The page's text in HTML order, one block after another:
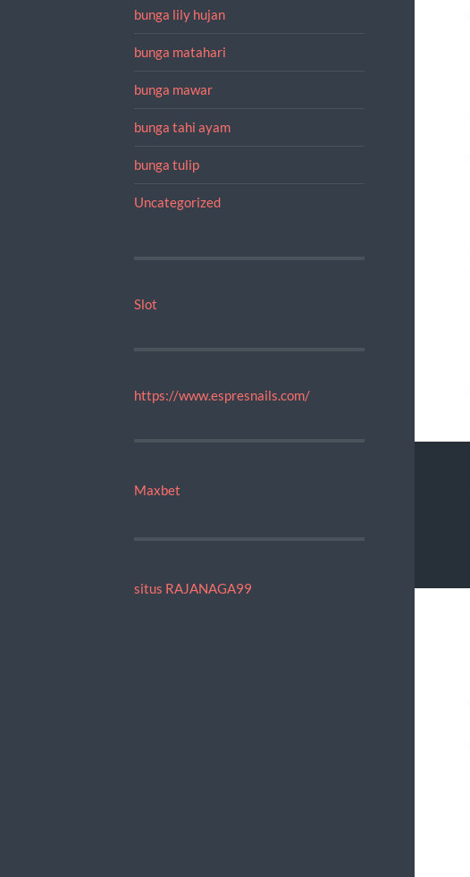
bunga lily hujan
bunga matahari
bunga mawar
bunga tahi ayam
bunga tulip
Uncategorized
Slot
https://www.espresnails.com/
Maxbet
situs RAJANAGA99